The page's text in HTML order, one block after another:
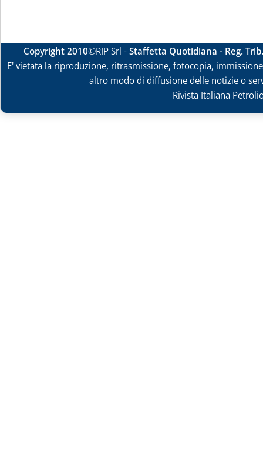
Copyright 2010©RIP Srl -Staffetta Quotidiana - Reg.
E' vietata la riproduzione, ritrasmissione, fotocopia,
altro modo di diffusione delle notizie o
Rivista Italiana